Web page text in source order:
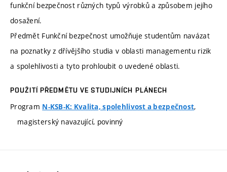
funkční bezpečnost různých typů výrobků a způsobem jejího
dosažení.
Předmět Funkční bezpečnost umožňuje studentům navázat
na poznatky z dřívějšího studia v oblasti managementu rizik
a spolehlivosti a tyto prohloubit o uvedené oblasti.
POUŽITÍ PŘEDMĚTU VE STUDIJNÍCH PLÁNECH
Program N-KSB-K: Kvalita, spolehlivost a bezpečnost,
magisterský navazující, povinný